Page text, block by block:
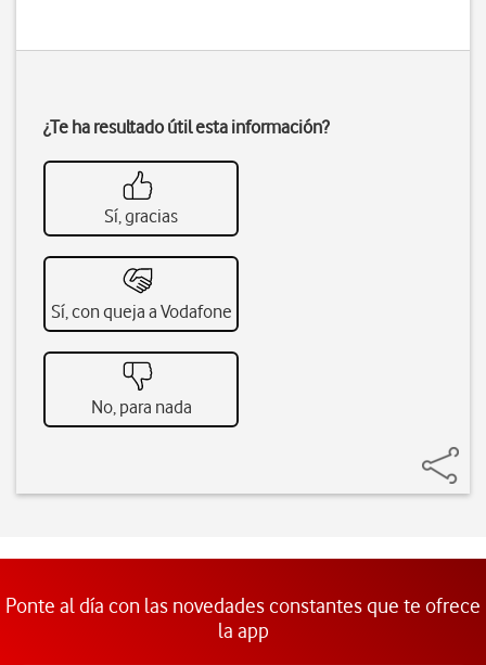
¿Te ha resultado útil esta información?
Sí, gracias
Sí, con queja a Vodafone
No, para nada
Ponte al día con las novedades constantes que te ofrece
la app